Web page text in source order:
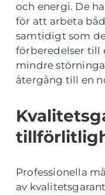
och energi. De
för att arbeta
samtidigt som
förberedelser till
mindre
återgång till en
Professionella
av